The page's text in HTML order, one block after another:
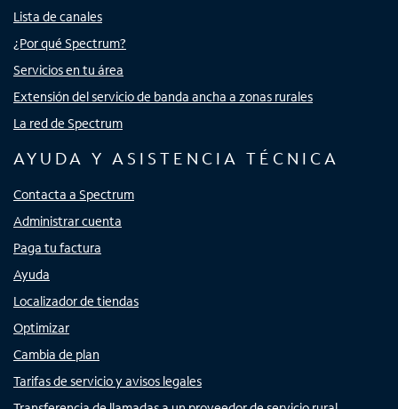
Lista de canales
¿Por qué Spectrum?
Servicios en tu área
Extensión del servicio de banda ancha a zonas rurales
La red de Spectrum
AYUDA Y ASISTENCIA TÉCNICA
Contacta a Spectrum
Administrar cuenta
Paga tu factura
Ayuda
Localizador de tiendas
Optimizar
Cambia de plan
Tarifas de servicio y avisos legales